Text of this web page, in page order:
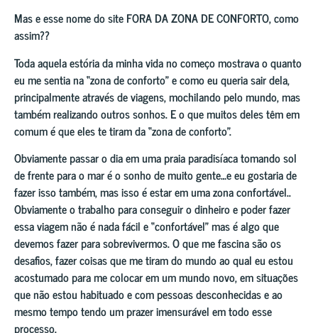
Mas e esse nome do site FORA DA ZONA DE CONFORTO, como
assim??
Toda aquela estória da minha vida no começo mostrava o quanto
eu me sentia na “zona de conforto” e como eu queria sair dela,
principalmente através de viagens, mochilando pelo mundo, mas
também realizando outros sonhos. E o que muitos deles têm em
comum é que eles te tiram da “zona de conforto”.
Obviamente passar o dia em uma praia paradisíaca tomando sol
de frente para o mar é o sonho de muito gente…e eu gostaria de
fazer isso também, mas isso é estar em uma zona confortável..
Obviamente o trabalho para conseguir o dinheiro e poder fazer
essa viagem não é nada fácil e “confortável” mas é algo que
devemos fazer para sobrevivermos. O que me fascina são os
desafios, fazer coisas que me tiram do mundo ao qual eu estou
acostumado para me colocar em um mundo novo, em situações
que não estou habituado e com pessoas desconhecidas e ao
mesmo tempo tendo um prazer imensurável em todo esse
processo.